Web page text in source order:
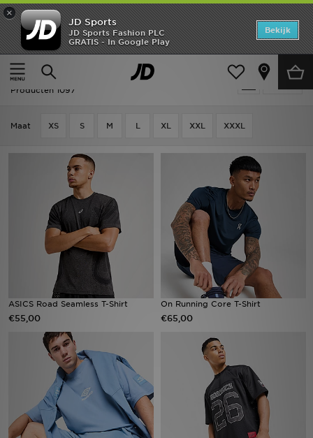
×
JD Sports
JD Sports Fashion PLC
GRATIS - In Google Play
Bekijk
Thuis
Heren Herenkleding T-shirts & Tanktops
Heren - T-shirts & Tanktops
Producten 1097
Maat XS S M L XL XXL XXXL
ASICS Road Seamless T-Shirt
€55,00
On Running Core T-Shirt
€65,00
Home
Offers
New In
Collecties
Voetbal
Vind een winkel
Bestelling traceren
Mijn JD